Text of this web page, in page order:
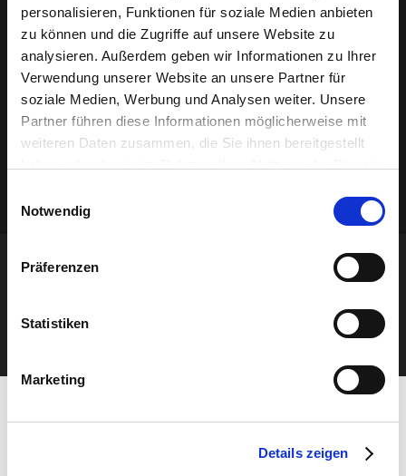
personalisieren, Funktionen für soziale Medien anbieten
zu können und die Zugriffe auf unsere Website zu
analysieren. Außerdem geben wir Informationen zu Ihrer
Verwendung unserer Website an unsere Partner für
soziale Medien, Werbung und Analysen weiter. Unsere
Partner führen diese Informationen möglicherweise mit
weiteren Daten zusammen, die Sie ihnen bereitgestellt
Notwendig
Präferenzen
Statistiken
Marketing
Details zeigen
JETZT UNSEREN NEWSLETTER ABONNIEREN